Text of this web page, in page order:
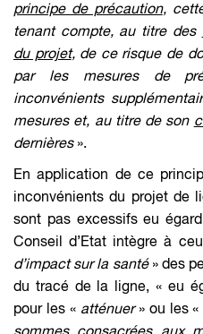
principe de précaution,
tenant compte, au titre des
du projet, de ce risque de
par les mesures de
inconvénients
mesures et, au titre de son
dernières».
En application de ce
inconvénients du projet de
sont pas excessifs eu
Conseil d’Etat intègre à
d’impact sur la santé» des
du tracé de la ligne, « eu
pour les « atténuer» ou les «